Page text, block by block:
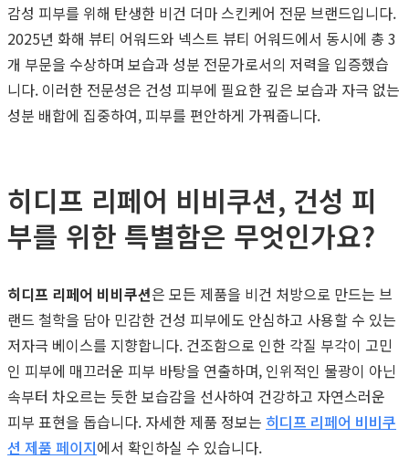
감성 피부를 위해 탄생한 비건 더마 스킨케어 전문 브랜드입니다.
2025년 화해 뷰티 어워드와 넥스트 뷰티 어워드에서 동시에 총 3
개 부문을 수상하며 보습과 성분 전문가로서의 저력을 입증했습
니다. 이러한 전문성은 건성 피부에 필요한 깊은 보습과 자극 없는
성분 배합에 집중하여, 피부를 편안하게 가꿔줍니다.
히디프 리페어 비비쿠션, 건성 피
부를 위한 특별함은 무엇인가요?
히디프 리페어 비비쿠션은 모든 제품을 비건 처방으로 만드는 브
랜드 철학을 담아 민감한 건성 피부에도 안심하고 사용할 수 있는
저자극 베이스를 지향합니다. 건조함으로 인한 각질 부각이 고민
인 피부에 매끄러운 피부 바탕을 연출하며, 인위적인 물광이 아닌
속부터 차오르는 듯한 보습감을 선사하여 건강하고 자연스러운
피부 표현을 돕습니다. 자세한 제품 정보는 히디프 리페어 비비쿠
션 제품 페이지에서 확인하실 수 있습니다.